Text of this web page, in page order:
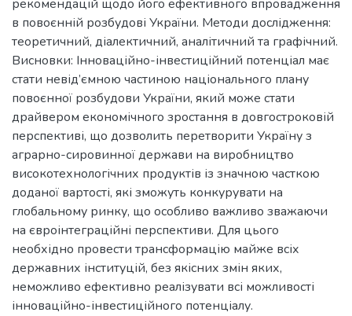
рекомендацій щодо його ефективного впровадження
в повоєнній розбудові України. Методи дослідження:
теоретичний, діалектичний, аналітичний та графічний.
Висновки: Інноваційно-інвестиційний потенціал має
стати невід’ємною частиною національного плану
повоєнної розбудови України, який може стати
драйвером економічного зростання в довгостроковій
перспективі, що дозволить перетворити Україну з
аграрно-сировинної держави на виробництво
високотехнологічних продуктів із значною часткою
доданої вартості, які зможуть конкурувати на
глобальному ринку, що особливо важливо зважаючи
на євроінтеграційні перспективи. Для цього
необхідно провести трансформацію майже всіх
державних інституцій, без якісних змін яких,
неможливо ефективно реалізувати всі можливості
інноваційно-інвестиційного потенціалу.